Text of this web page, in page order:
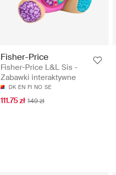
Fisher-Price
Fisher-Price L&L Sis -
Zabawki interaktywne
DK EN FI NO SE
111.75 zł 149 zł